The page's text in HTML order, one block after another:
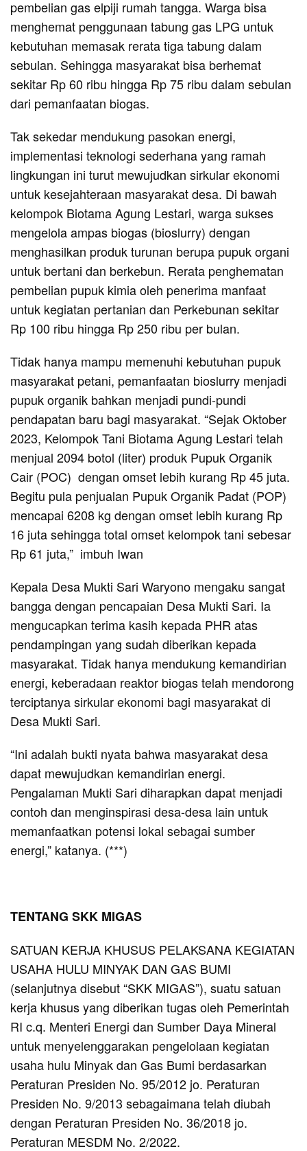
pembelian gas elpiji rumah tangga. Warga bisa
menghemat penggunaan tabung gas LPG untuk
kebutuhan memasak rerata tiga tabung dalam
sebulan. Sehingga masyarakat bisa berhemat
sekitar Rp 60 ribu hingga Rp 75 ribu dalam sebulan
dari pemanfaatan biogas.
Tak sekedar mendukung pasokan energi,
implementasi teknologi sederhana yang ramah
lingkungan ini turut mewujudkan sirkular ekonomi
untuk kesejahteraan masyarakat desa. Di bawah
kelompok Biotama Agung Lestari, warga sukses
mengelola ampas biogas (bioslurry) dengan
menghasilkan produk turunan berupa pupuk organi
untuk bertani dan berkebun. Rerata penghematan
pembelian pupuk kimia oleh penerima manfaat
untuk kegiatan pertanian dan Perkebunan sekitar
Rp 100 ribu hingga Rp 250 ribu per bulan.
Tidak hanya mampu memenuhi kebutuhan pupuk
masyarakat petani, pemanfaatan bioslurry menjadi
pupuk organik bahkan menjadi pundi-pundi
pendapatan baru bagi masyarakat. “Sejak Oktober
2023, Kelompok Tani Biotama Agung Lestari telah
menjual 2094 botol (liter) produk Pupuk Organik
Cair (POC) dengan omset lebih kurang Rp 45 juta.
Begitu pula penjualan Pupuk Organik Padat (POP)
mencapai 6208 kg dengan omset lebih kurang Rp
16 juta sehingga total omset kelompok tani sebesar
Rp 61 juta,” imbuh Iwan
Kepala Desa Mukti Sari Waryono mengaku sangat
bangga dengan pencapaian Desa Mukti Sari. Ia
mengucapkan terima kasih kepada PHR atas
pendampingan yang sudah diberikan kepada
masyarakat. Tidak hanya mendukung kemandirian
energi, keberadaan reaktor biogas telah mendorong
terciptanya sirkular ekonomi bagi masyarakat di
Desa Mukti Sari.
“Ini adalah bukti nyata bahwa masyarakat desa
dapat mewujudkan kemandirian energi.
Pengalaman Mukti Sari diharapkan dapat menjadi
contoh dan menginspirasi desa-desa lain untuk
memanfaatkan potensi lokal sebagai sumber
energi,” katanya. (***)
TENTANG SKK MIGAS
SATUAN KERJA KHUSUS PELAKSANA KEGIATAN
USAHA HULU MINYAK DAN GAS BUMI
(selanjutnya disebut “SKK MIGAS”), suatu satuan
kerja khusus yang diberikan tugas oleh Pemerintah
RI c.q. Menteri Energi dan Sumber Daya Mineral
untuk menyelenggarakan pengelolaan kegiatan
usaha hulu Minyak dan Gas Bumi berdasarkan
Peraturan Presiden No. 95/2012 jo. Peraturan
Presiden No. 9/2013 sebagaimana telah diubah
dengan Peraturan Presiden No. 36/2018 jo.
Peraturan MESDM No. 2/2022.